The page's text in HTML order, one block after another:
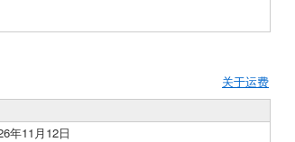
关于运费
年11月12日